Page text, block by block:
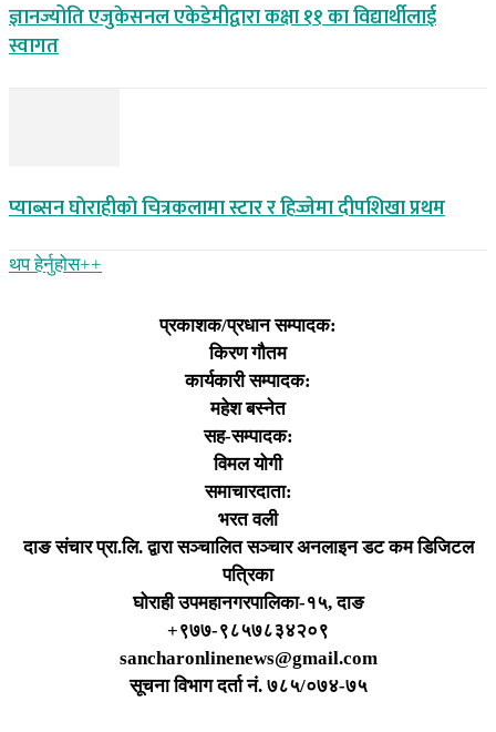
ज्ञानज्योति एजुकेसनल एकेडेमीद्वारा कक्षा ११ का विद्यार्थीलाई
स्वागत
प्याब्सन घाेराहीकाे चित्रकलामा स्टार र हिज्जेमा दीपशिखा प्रथम
थप हेर्नुहोस‌++
प्रकाशक/प्रधान सम्पादक:
किरण गौतम
कार्यकारी सम्पादक:
महेश बस्नेत
सह-सम्पादक:
विमल योगी
समाचारदाता:
भरत वली
दाङ संचार प्रा.लि. द्वारा सञ्चालित सञ्चार अनलाइन डट कम डिजिटल
पत्रिका
घोराही उपमहानगरपालिका-१५, दाङ
+९७७-९८५७८३४२०९
sancharonlinenews@gmail.com
सूचना विभाग दर्ता न‌ं. ७८५/०७४-७५